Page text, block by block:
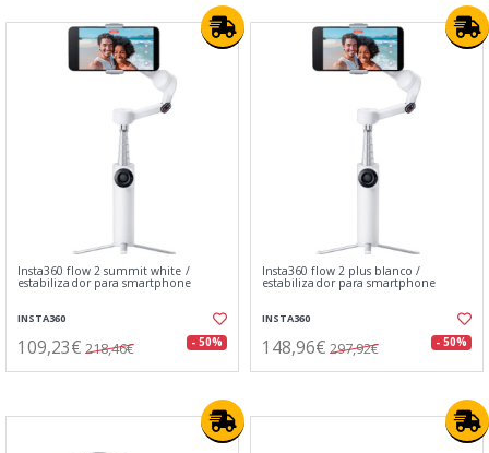
Insta360 flow 2 summit white /
estabilizador para smartphone
INSTA360
109,23€ 218,46€ - 50%
Insta360 flow 2 plus blanco /
estabilizador para smartphone
INSTA360
148,96€ 297,92€ - 50%